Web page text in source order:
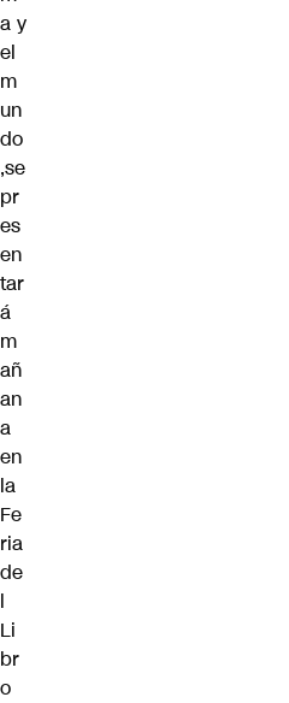
a y
el
m
un
do
,se
pr
es
en
tar
á
m
añ
an
a
en
la
Fe
ria
de
l
Li
br
o